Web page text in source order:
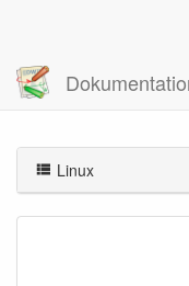
Zuletzt angesehen quota
Linux